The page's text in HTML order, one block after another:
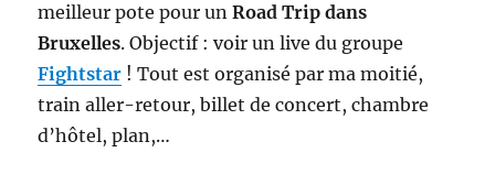
meilleur pote pour unRoad Trip dans
Bruxelles. Objectif : voir un live du groupe
Fightstar ! Tout est organisé par ma moitié,
train aller-retour, billet de concert, chambre
d’hôtel, plan,…